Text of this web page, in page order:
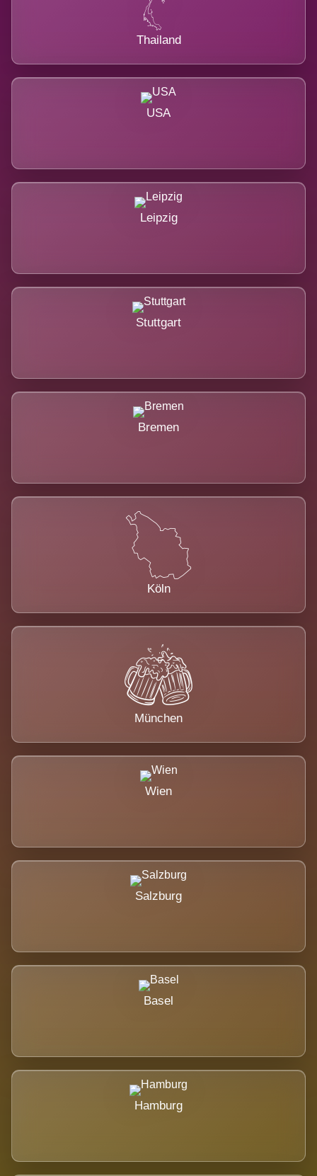
Thailand
USA
Leipzig
Stuttgart
Bremen
Köln
München
Wien
Salzburg
Basel
Hamburg